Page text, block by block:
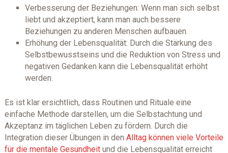
Verbesserung der Beziehungen: Wenn man sich selbst
liebt und akzeptiert, kann man auch bessere
Beziehungen zu anderen Menschen aufbauen.
Erhöhung der Lebensqualität: Durch die Stärkung des
Selbstbewusstseins und die Reduktion von Stress und
negativen Gedanken kann die Lebensqualität erhöht
werden.
Es ist klar ersichtlich, dass Routinen und Rituale eine
einfache Methode darstellen, um die Selbstachtung und
Akzeptanz im täglichen Leben zu fördern. Durch die
Integration dieser Übungen in den Alltag können viele Vorteile
für die mentale Gesundheitund die Lebensqualität erreicht